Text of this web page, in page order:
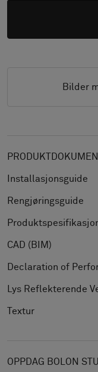
Bilder
Installasjonsguide
Rengjøringsguide
CAD (BIM)
Declaration of
Lys Reflekterende
Textur
OPPDAG BOLON